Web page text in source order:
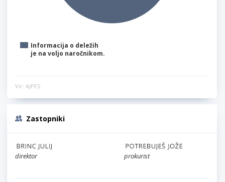
Informacija o deležih
je na voljo naročnikom.
Vir: AJPES
Zastopniki
direktor prokurist